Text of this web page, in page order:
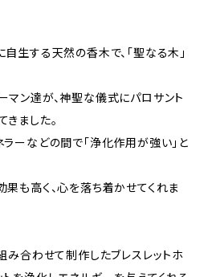
生する天然の香木で、「聖なる木」
マン達が、神聖な儀式にパロサント
ました。
ーなどの間で「浄化作用が強い」と
も高く、心を落ち着かせてくれま
み合わせて制作したブレスレットホ